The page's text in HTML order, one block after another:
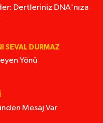
Dertleriniz DNA'nıza
SEVAL DURMAZ
Yönü
Mesaj Var